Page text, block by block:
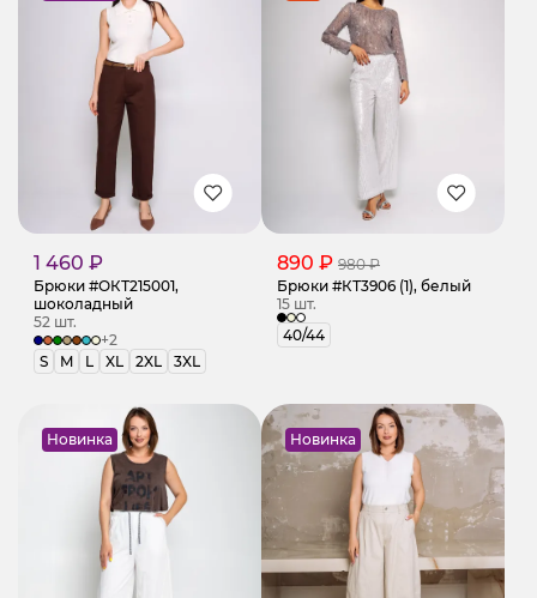
1 460 ₽
Брюки #ОКТ215001,
шоколадный
52 шт.
+2
S
M L XL 2XL 3XL
890 ₽ 980 ₽
Брюки #КТ3906 (1), белый
15 шт.
40/44
Новинка Новинка